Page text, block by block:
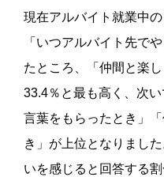
現在アルバイト就業中
「いつアルバイト先で
たところ、「仲間と楽
33.4％と最も高く、次
言葉をもらったとき」
き」が上位となりまし
いを感じると回答する